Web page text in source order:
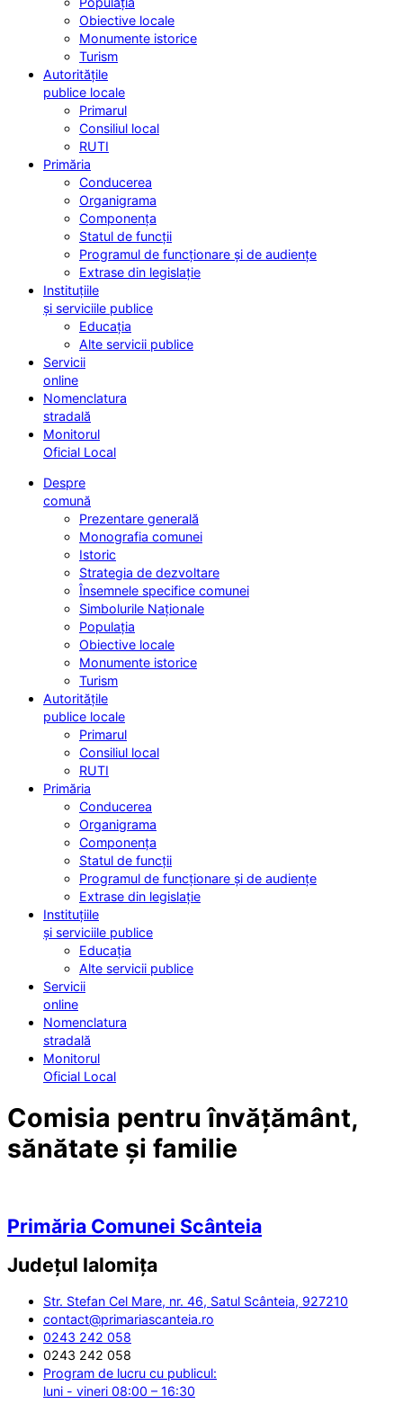
Obiective locale
Monumente istorice
Turism
Autoritățile
publice locale
Primarul
Consiliul local
RUTI
Primăria
Conducerea
Organigrama
Componența
Statul de funcții
Programul de funcționare și de audiențe
Extrase din legislație
Instituțiile
și serviciile publice
Educația
Alte servicii publice
Servicii
online
Nomenclatura
stradală
Monitorul
Oficial Local
Despre
comună
Prezentare generală
Monografia comunei
Istoric
Strategia de dezvoltare
Însemnele specifice comunei
Simbolurile Naționale
Populația
Obiective locale
Monumente istorice
Turism
Autoritățile
publice locale
Primarul
Consiliul local
RUTI
Primăria
Conducerea
Organigrama
Componența
Statul de funcții
Programul de funcționare și de audiențe
Extrase din legislație
Instituțiile
și serviciile publice
Educația
Alte servicii publice
Servicii
online
Nomenclatura
stradală
Monitorul
Oficial Local
Comisia pentru învățământ,
sănătate și familie
Primăria Comunei Scânteia
Județul Ialomița
Str. Stefan Cel Mare, nr. 46, Satul Scânteia, 927210
contact@primariascanteia.ro
0243 242 058
0243 242 058
Program de lucru cu publicul:
luni - vineri 08:00 – 16:30